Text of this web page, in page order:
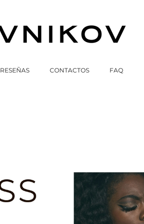
RESEÑAS CONTACTOS FAQ